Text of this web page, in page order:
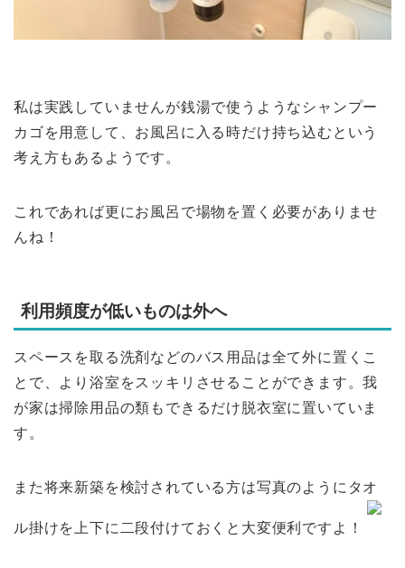
私は実践していませんが銭湯で使うようなシャンプー
カゴを用意して、お風呂に入る時だけ持ち込むという
考え方もあるようです。
これであれば更にお風呂で場物を置く必要がありませ
んね！
利用頻度が低いものは外へ
スペースを取る洗剤などのバス用品は全て外に置くこ
とで、より浴室をスッキリさせることができます。我
が家は掃除用品の類もできるだけ脱衣室に置いていま
す。
また将来新築を検討されている方は写真のようにタオ
ル掛けを上下に二段付けておくと大変便利ですよ！